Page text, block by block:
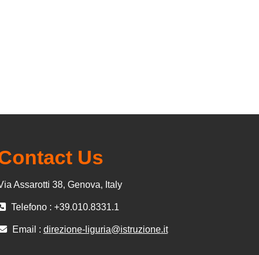
Us
Assarotti 38, Genova, Italy
Telefono : +39.010.8331.1
Email : direzione-liguria@istruzione.it